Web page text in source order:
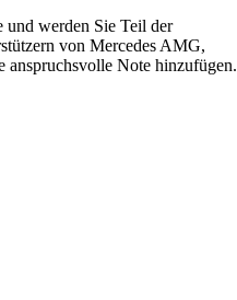
und werden Sie Teil der
von Mercedes AMG,
anspruchsvolle Note hinzufügen.